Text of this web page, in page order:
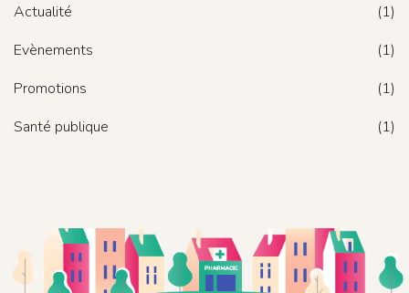
Actualité
(1)
Evènements
(1)
Promotions
(1)
Santé publique
(1)